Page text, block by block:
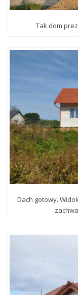
Tak dom
Dach gotowy.